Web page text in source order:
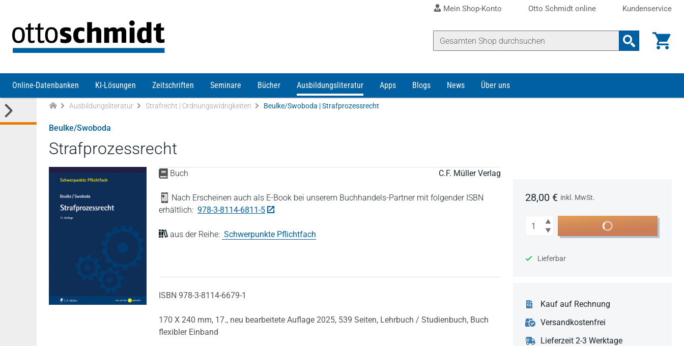
Mein Shop-Konto Otto Schmidt online Kundenservice
Online-Datenbanken KI-Lösungen Zeitschriften Seminare Bücher Ausbildungsliteratur Apps Blogs News Über uns
Ausbildungsliteratur Strafrecht | Ordnungswidrigkeiten Beulke/Swoboda | Strafprozessrecht
Beulke/Swoboda
Strafprozessrecht
Buch C.F. Müller Verlag
Nach Erscheinen auch als E-Book bei unserem Buchhandels-Partner mit folgender ISBN
erhältlich: 978-3-8114-6811-5
aus der Reihe: Schwerpunkte Pflichtfach
ISBN 978-3-8114-6679-1
170 X 240 mm, 17., neu bearbeitete Auflage 2025, 539 Seiten, Lehrbuch / Studienbuch, Buch
flexibler Einband
28,00 € inkl. MwSt.
Anzahl In den Warenkorb
Lieferbar
Kauf auf Rechnung
Versandkostenfrei
Lieferzeit 2-3 Werktage